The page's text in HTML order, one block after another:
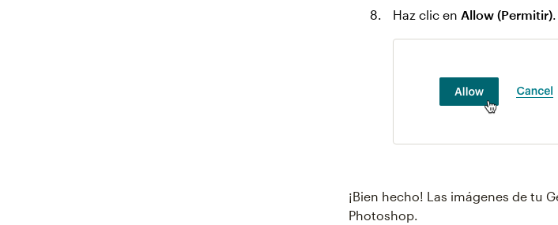
Haz clic en Allow (Permitir).
¡Bien hecho! Las imágenes de tu
Photoshop.